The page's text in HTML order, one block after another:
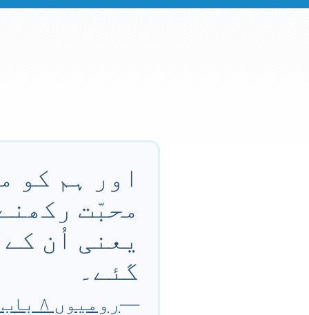
اور ہم کو
محبّت
یعنی اُن
گئے۔
—رومیوں ۸ باب ۲۸ آیت